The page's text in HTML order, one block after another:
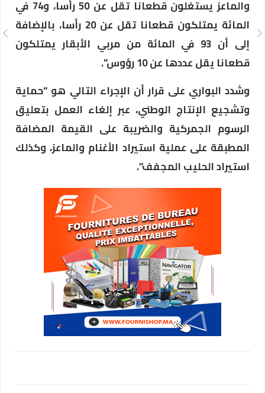
والماعز يستغلون قطعانا تقل عن 50 رأسا، و74 في
المائة يمتلكون قطعانا تقل عن 20 رأسا، بالإضافة
إلى أن 93 في المائة من مربي الأبقار يمتلكون
قطعانا يقل عددها عن 10 رؤوس”.
وشدد البواري على قرار أن الإجراء التالي هو “حماية
وتشجيع الإنتاج الوطني، عبر إلغاء العمل بتعليق
الرسوم الجمركية والضريبة على القيمة المضافة
المطبقة على عملية استيراد الأغنام والماعز، وكذلك
استيراد الحليب المجفف”.